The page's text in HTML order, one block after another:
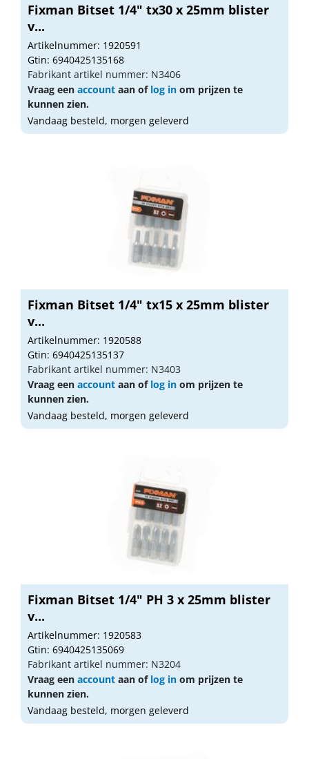
Fixman Bitset 1/4" tx30 x 25mm blister
v...
Artikelnummer: 1920591
Gtin: 6940425135168
Fabrikant artikel nummer: N3406
Vraag een account aan of log in om prijzen te
kunnen zien.
Vandaag besteld, morgen geleverd
Fixman Bitset 1/4" tx15 x 25mm blister
v...
Artikelnummer: 1920588
Gtin: 6940425135137
Fabrikant artikel nummer: N3403
Vraag een account aan of log in om prijzen te
kunnen zien.
Vandaag besteld, morgen geleverd
Fixman Bitset 1/4" PH 3 x 25mm blister
v...
Artikelnummer: 1920583
Gtin: 6940425135069
Fabrikant artikel nummer: N3204
Vraag een account aan of log in om prijzen te
kunnen zien.
Vandaag besteld, morgen geleverd